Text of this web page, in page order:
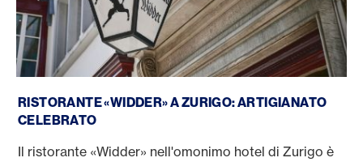
RISTORANTE «WIDDER» A ZURIGO: ARTIGIANATO
CELEBRATO
Il ristorante «Widder» nell'omonimo hotel di Zurigo è